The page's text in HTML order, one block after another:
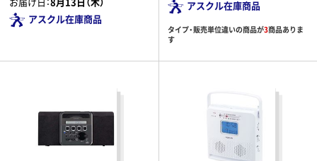
アスクル在庫商品
アスクル在庫商品
タイプ・販売単位違いの商品が3商品ありま
す